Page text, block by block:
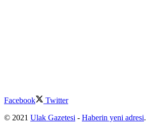
Facebook
Twitter
© 2021 Ulak Gazetesi - Haberin yeni adresi.